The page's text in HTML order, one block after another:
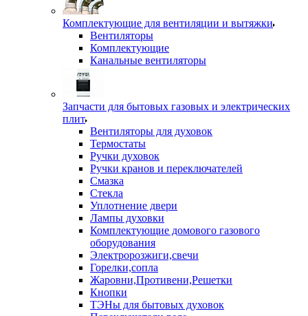
Комплектующие для вентиляции и вытяжки
Вентиляторы
Комплектующие
Канальные вентиляторы
Запчасти для бытовых газовых и электрических
плит
Вентиляторы для духовок
Термостаты
Ручки духовок
Ручки кранов и переключателей
Смазка
Стекла
Уплотнение двери
Лампы духовки
Комплектующие домового газового
оборудования
Электророзжиги,свечи
Горелки,сопла
Жаровни,Противени,Решетки
Кнопки
ТЭНы для бытовых духовок